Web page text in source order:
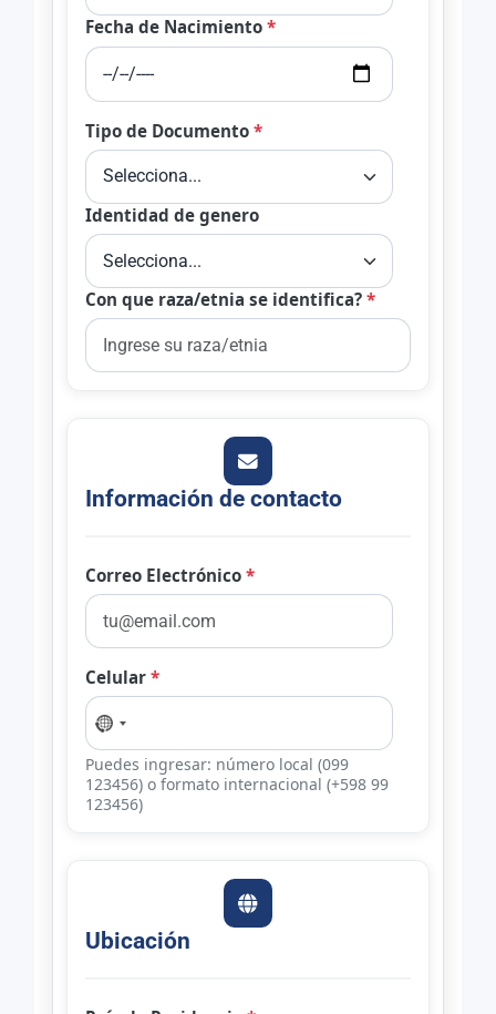
Fecha de Nacimiento*
Tipo de Documento*
Identidad de genero
Con que raza/etnia se identifica?*
Información de contacto
Correo Electrónico*
Celular*
Puedes ingresar: número local (099
123456) o formato internacional (+598 99
123456)
Ubicación